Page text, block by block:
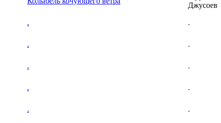
Джусоев
. .
. .
. .
. .
. .